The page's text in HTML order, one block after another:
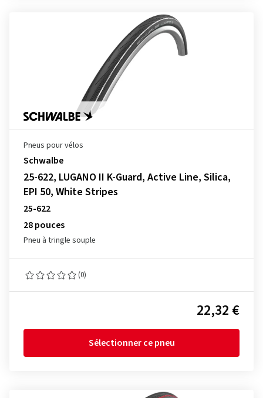
Pneus pour vélos
Schwalbe
25-622, LUGANO II K-Guard, Active Line, Silica,
EPI 50, White Stripes
25-622
28 pouces
Pneu à tringle souple
(0)
22,32 €
Sélectionner ce pneu